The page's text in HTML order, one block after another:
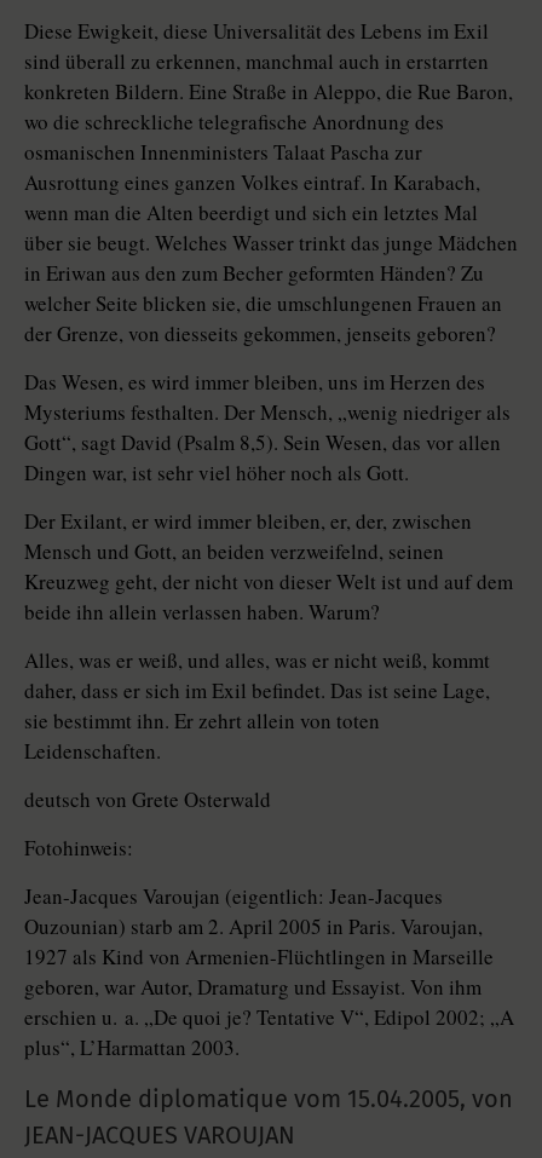
Diese Ewigkeit, diese Universalität des Lebens im Exil
sind überall zu erkennen, manchmal auch in erstarrten
konkreten Bildern. Eine Straße in Aleppo, die Rue Baron,
wo die schreckliche telegrafische Anordnung des
osmanischen Innenministers Talaat Pascha zur
Ausrottung eines ganzen Volkes eintraf. In Karabach,
wenn man die Alten beerdigt und sich ein letztes Mal
über sie beugt. Welches Wasser trinkt das junge Mädchen
in Eriwan aus den zum Becher geformten Händen? Zu
welcher Seite blicken sie, die umschlungenen Frauen an
der Grenze, von diesseits gekommen, jenseits geboren?
Das Wesen, es wird immer bleiben, uns im Herzen des
Mysteriums festhalten. Der Mensch, „wenig niedriger als
Gott“, sagt David (Psalm 8,5). Sein Wesen, das vor allen
Dingen war, ist sehr viel höher noch als Gott.
Der Exilant, er wird immer bleiben, er, der, zwischen
Mensch und Gott, an beiden verzweifelnd, seinen
Kreuzweg geht, der nicht von dieser Welt ist und auf dem
beide ihn allein verlassen haben. Warum?
Alles, was er weiß, und alles, was er nicht weiß, kommt
daher, dass er sich im Exil befindet. Das ist seine Lage,
sie bestimmt ihn. Er zehrt allein von toten
Leidenschaften.
deutsch von Grete Osterwald
Fotohinweis:
Jean-Jacques Varoujan (eigentlich: Jean-Jacques
Ouzounian) starb am 2. April 2005 in Paris. Varoujan,
1927 als Kind von Armenien-Flüchtlingen in Marseille
geboren, war Autor, Dramaturg und Essayist. Von ihm
erschien u. a. „De quoi je? Tentative V“, Edipol 2002; „A
plus“, L’Harmattan 2003.
Le Monde diplomatique vom 15.04.2005, von
JEAN-JACQUES VAROUJAN